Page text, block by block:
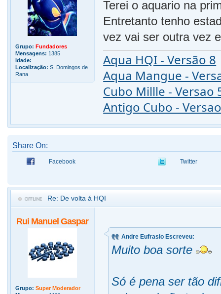
Grupo: Fundadores
Mensagens: 1385
Idade:
Localização: S. Domingos de
Rana
Terei o aquario na
Entretanto tenho
vez vai ser outra vez
Aqua HQI - Versão 8
Aqua Mangue -
Cubo Millle - Versao
Antigo Cubo -
Share On:
Facebook Twitter
Re: De volta á HQI
Rui Manuel Gaspar
Grupo: Super Moderador
Andre Eufrasio Escreveu:
Muito boa sorte
Só é pena ser tão